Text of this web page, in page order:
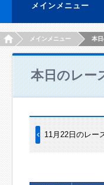
メインメニュー
HOMEメインメニュー 本
本日のレー
11月22日のレー